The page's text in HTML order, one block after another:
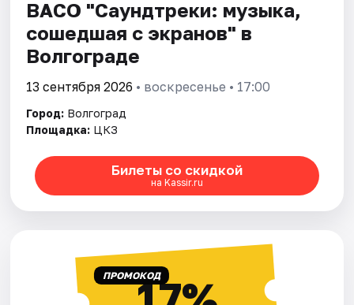
ВАСО "Саундтреки: музыка,
сошедшая с экранов" в
Волгограде
13 сентября 2026 • воскресенье • 17:00
Город: Волгоград
Площадка: ЦКЗ
Билеты со скидкой
на Kassir.ru
ПРОМОКОД